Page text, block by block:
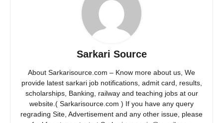
Sarkari Source
About Sarkarisource.com – Know more about us, We
provide latest sarkari job notifications, admit card, results,
scholarships, Banking, railway and teaching jobs at our
website.( Sarkarisource.com ) If you have any query
regrading Site, Advertisement and any other issue, please